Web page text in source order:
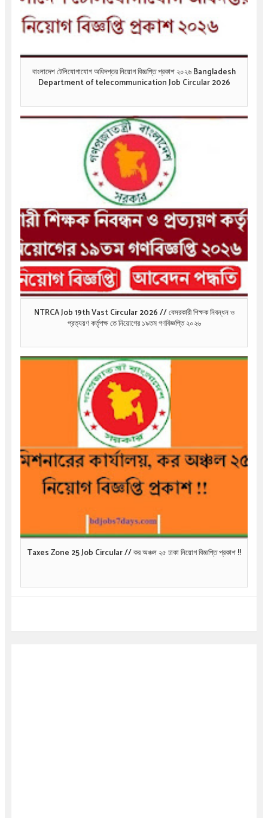
বাংলাদেশ টেলিযোগাযোগ অধিদপ্তর নিয়োগ বিজ্ঞপ্তি প্রকাশ ২০২৬ Bangladesh
Department of telecommunication Job Circular 2026
NTRCA Job 19th Vast Circular 2026 // বেসরকারী শিক্ষক নিবন্ধন ও
প্রত্যয়ণ কর্তৃপক্ষ তে নিয়োগের ১৯তম গণবিজ্ঞপ্তি ২০২৬
Taxes Zone 25 Job Circular // কর অঞ্চল ২৫ ঢাকা নিয়োগ বিজ্ঞপ্তি প্রকাশ !!